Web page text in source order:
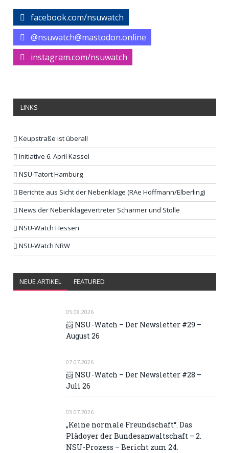
facebook.com/nsuwatch
@nsuwatch@mastodon.online
instagram.com/nsuwatch
LINKS
Keupstraße ist überall
Initiative 6. April Kassel
NSU-Tatort Hamburg
Berichte aus Sicht der Nebenklage (RAe Hoffmann/Elberling)
News der Nebenklagevertreter Scharmer und Stolle
NSU-Watch Hessen
NSU-Watch NRW
NEUE ARTIKEL FEATURED
05.08.2026
📨 NSU-Watch – Der Newsletter #29 –
August 26
07.07.2026
📨 NSU-Watch – Der Newsletter #28 –
Juli 26
03.07.2026
„Keine normale Freundschaft“. Das
Plädoyer der Bundesanwaltschaft – 2.
NSU-Prozess – Bericht zum 24.